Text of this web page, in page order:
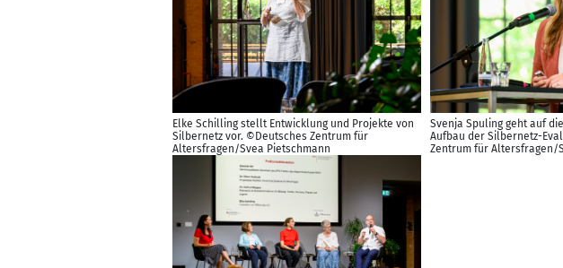
Elke Schilling stellt Entwicklung und Projekte von
Silbernetz vor. ©Deutsches Zentrum für
Altersfragen/Svea Pietschmann
Svenja Spuling geht auf
Aufbau der Silbernetz-
Zentrum für Altersfragen/